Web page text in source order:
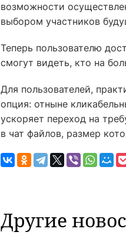
возможности
выбором участников
Теперь пользователю
смогут видеть, кто на
Для пользователей,
опция: отныне
ускоряет переход на
в чат файлов, размер
Другие